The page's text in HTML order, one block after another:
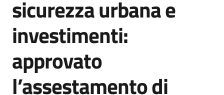
Servizi
Leggi
Atti
sicurezza urbana e
investimenti:
approvato
l’assestamento di